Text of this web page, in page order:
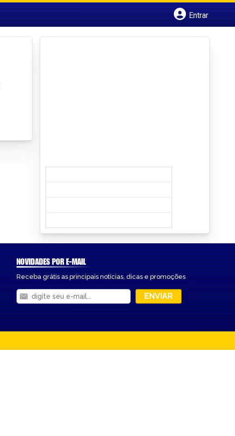
Entrar
NOVIDADES POR E-MAIL
Receba grátis as principais notícias, dicas e promoções